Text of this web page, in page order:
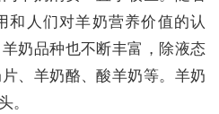
和人们对羊奶营养价值的认
奶品种也不断丰富，除液态
、羊奶酪、酸羊奶等。羊奶
。